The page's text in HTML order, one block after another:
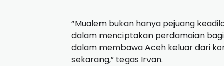
“Mualem bukan hanya pejuang
dalam menciptakan perdamaian
dalam membawa Aceh keluar dari
sekarang,” tegas Irvan.